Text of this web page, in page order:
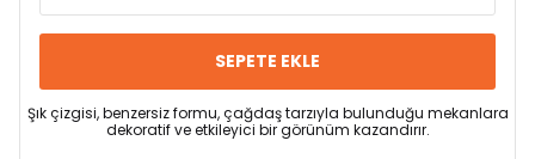
SEPETE EKLE
Şık çizgisi, benzersiz formu, çağdaş tarzıyla bulunduğu mekanlara
dekoratif ve etkileyici bir görünüm kazandırır.